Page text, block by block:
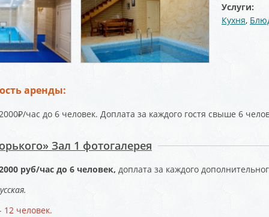
Услуги:
Кухня,
аренды:
час до 6 человек. Доплата за каждого гостя свыше 6
Зал 1 фотогалерея
руб/час до 6 человек, доплата за каждого
12 человек.